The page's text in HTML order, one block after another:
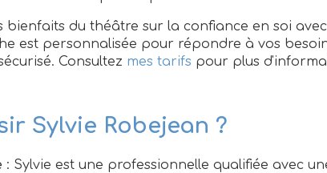
bienfaits du théâtre sur la confiance en soi
est personnalisée pour répondre à vos
Consultez mes tarifs pour plus
Sylvie Robejean ?
: Sylvie est une professionnelle qualifiée avec